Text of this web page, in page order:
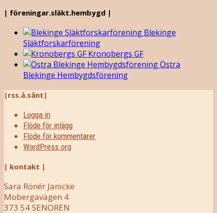
| föreningar.släkt.hembygd |
Blekinge
Släktforskarförening
Kronobergs GF
Östra
Blekinge Hembygdsförening
|rss.å.sånt|
Logga in
Flöde för inlägg
Flöde för kommentarer
WordPress.org
| kontakt |
Sara Rönér Janicke
Mobergavägen 4
373 54 SENOREN